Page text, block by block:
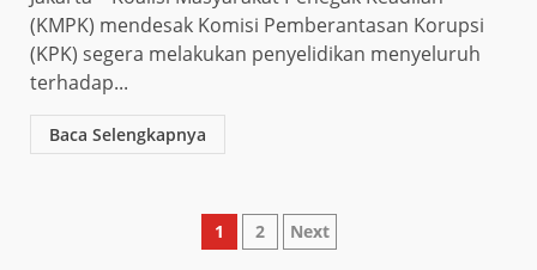
(KMPK) mendesak Komisi Pemberantasan Korupsi
(KPK) segera melakukan penyelidikan menyeluruh
terhadap...
Baca Selengkapnya
Paginasi
1 2 Next